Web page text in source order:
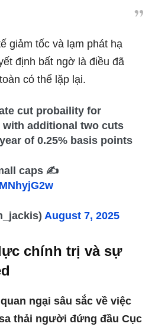
giảm tốc và lạm phát hạ
định bất ngờ là điều đã
có thể lặp lại.
cut probaility for
with additional two cuts
of 0.25% basis points
caps ✍️
August 7, 2025
chính trị và sự
quan ngại sâu sắc về việc
thải người đứng đầu Cục